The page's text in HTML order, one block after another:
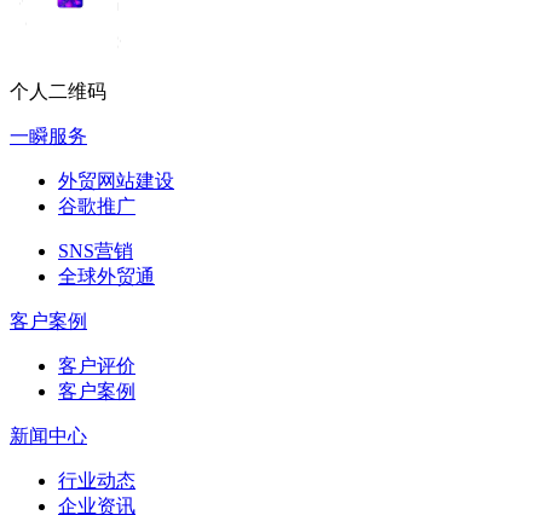
个人二维码
一瞬服务
外贸网站建设
谷歌推广
SNS营销
全球外贸通
客户案例
客户评价
客户案例
新闻中心
行业动态
企业资讯